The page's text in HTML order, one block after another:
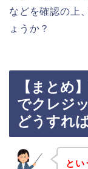
などを確認の上
ょうか？
【まとめ
でクレジ
どうすれ
とい